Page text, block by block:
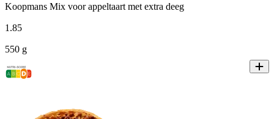
Koopmans Mix voor appeltaart met extra deeg
1 .85
550 g